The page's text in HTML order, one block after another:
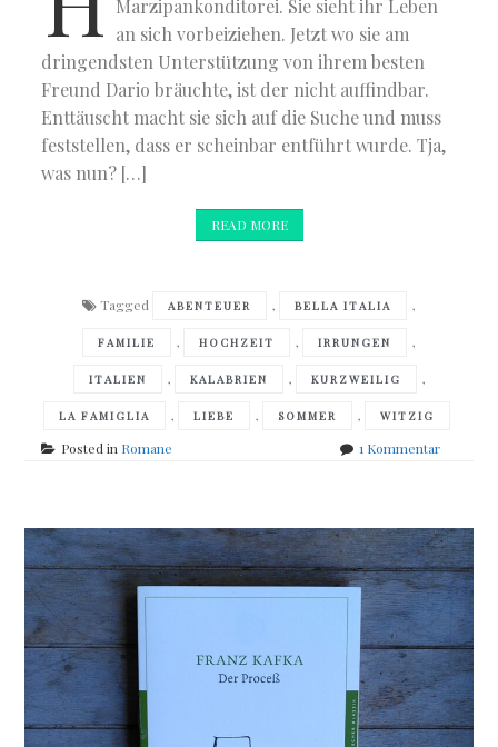
Marzipankonditorei. Sie sieht ihr Leben
an sich vorbeiziehen. Jetzt wo sie am
dringendsten Unterstützung von ihrem besten
Freund Dario bräuchte, ist der nicht auffindbar.
Enttäuscht macht sie sich auf die Suche und muss
feststellen, dass er scheinbar entführt wurde. Tja,
was nun? […]
READ MORE
Tagged ABENTEUER , BELLA ITALIA ,
FAMILIE , HOCHZEIT , IRRUNGEN ,
ITALIEN , KALABRIEN , KURZWEILIG ,
LA FAMIGLIA , LIEBE , SOMMER , WITZIG
Posted in Romane 1 Kommentarzu
all